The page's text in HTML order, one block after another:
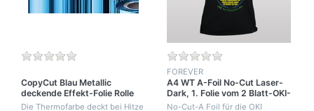
CopyCut Blau Metallic
deckende Effekt-Folie Rolle
25cm breit 12m lang. Für
Die Thermofarbe deckt bei Hitze
FOREVER
A4 WT A-Foil No-Cut Laser-
Dark, 1. Folie vom 2 Blatt-OKI-
Weißdruck System
No-Cut-A Foil für die OKI